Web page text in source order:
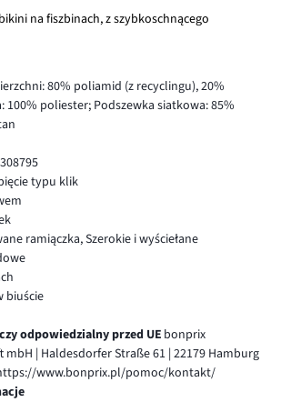
na fiszbinach, z szybkoschnącego
80% poliamid (z recyclingu), 20%
100% poliester; Podszewka siatkowa: 85%
typu klik
ramiączka, Szerokie i wyściełane
biuście
odpowiedzialny przed UE bonprix
mbH | Haldesdorfer Straße 61 | 22179 Hamburg
www.bonprix.pl/pomoc/kontakt/